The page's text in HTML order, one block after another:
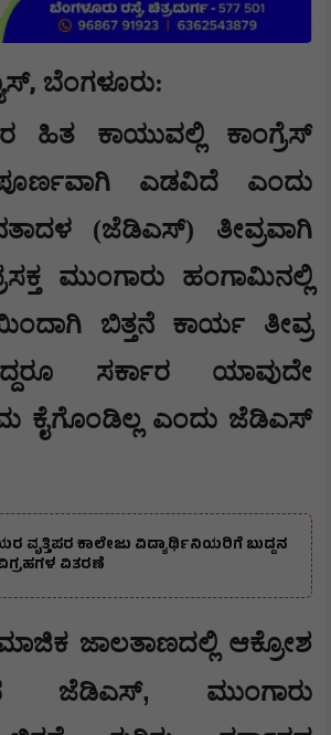
, ​ಬೆಂಗಳೂರು:
ಹಿತ ಕಾಯುವಲ್ಲಿ ಕಾಂಗ್ರೆಸ್
ಎಡವಿದೆ ಎಂದು
(ಜೆಡಿಎಸ್) ತೀವ್ರವಾಗಿ
ಮುಂಗಾರು ಹಂಗಾಮಿನಲ್ಲಿ
ಬಿತ್ತನೆ ಕಾರ್ಯ ತೀವ್ರ
ಸರ್ಕಾರ ಯಾವುದೇ
ಕೈಗೊಂಡಿಲ್ಲ ಎಂದು ಜೆಡಿಎಸ್
ವೃತ್ತಿಪರ ಕಾಲೇಜು ವಿದ್ಯಾರ್ಥಿನಿಯರಿಗೆ ಬುದ್ದನ
ವಿತರಣೆ
ಜಾಲತಾಣದಲ್ಲಿ ಆಕ್ರೋಶ
ಜೆಡಿಎಸ್, ಮುಂಗಾರು